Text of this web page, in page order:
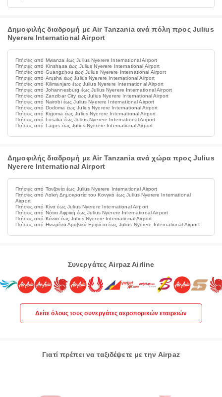
Δημοφιλής διαδρομή με Air Tanzania ανά πόλη προς Julius
Nyerere International Airport
Πτήσεις από Mwanza έως Julius Nyerere International Airport
Πτήσεις από Kinshasa έως Julius Nyerere International Airport
Πτήσεις από Guangzhou έως Julius Nyerere International Airport
Πτήσεις από Arusha έως Julius Nyerere International Airport
Πτήσεις από Kilimanjaro έως Julius Nyerere International Airport
Πτήσεις από Johannesburg έως Julius Nyerere International Airport
Πτήσεις από Zanzibar City έως Julius Nyerere International Airport
Πτήσεις από Nairobi έως Julius Nyerere International Airport
Πτήσεις από Dodoma έως Julius Nyerere International Airport
Πτήσεις από Kigoma έως Julius Nyerere International Airport
Πτήσεις από Lusaka έως Julius Nyerere International Airport
Πτήσεις από Lagos έως Julius Nyerere International Airport
Δημοφιλής διαδρομή με Air Tanzania ανά χώρα προς Julius
Nyerere International Airport
Πτήσεις από Τανζανία έως Julius Nyerere International Airport
Πτήσεις από Λαϊκή Δημοκρατία του Κονγκό έως Julius Nyerere International
Airport
Πτήσεις από Κίνα έως Julius Nyerere International Airport
Πτήσεις από Νότια Αφρική έως Julius Nyerere International Airport
Πτήσεις από Κένυα έως Julius Nyerere International Airport
Πτήσεις από Ηνωμένα Αραβικά Εμιράτα έως Julius Nyerere International Airport
Συνεργάτες Airpaz Airline
Δείτε όλους τους συνεργάτες αεροπορικών εταιρειών
Γιατί πρέπει να ταξιδέψετε με την Airpaz